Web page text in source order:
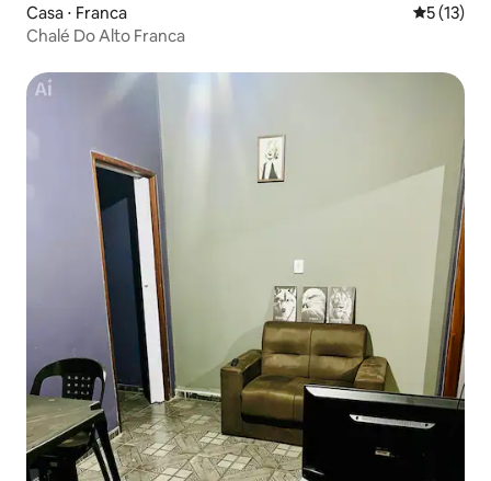
Casa ⋅ Franca 5 de uma
5 (13)
Chalé Do Alto Franca